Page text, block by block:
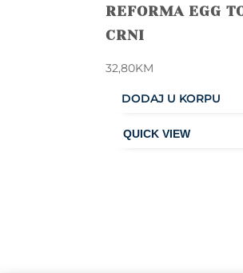
REFORMA EGG
CRNI
32,80KM
DODAJ U KORPU